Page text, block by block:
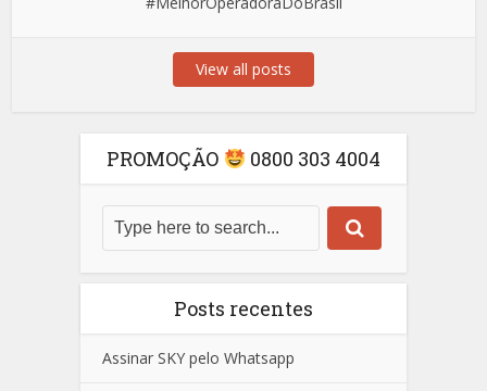
View all posts
PROMOÇÃO 0800 303 4004
Posts recentes
Assinar SKY pelo Whatsapp